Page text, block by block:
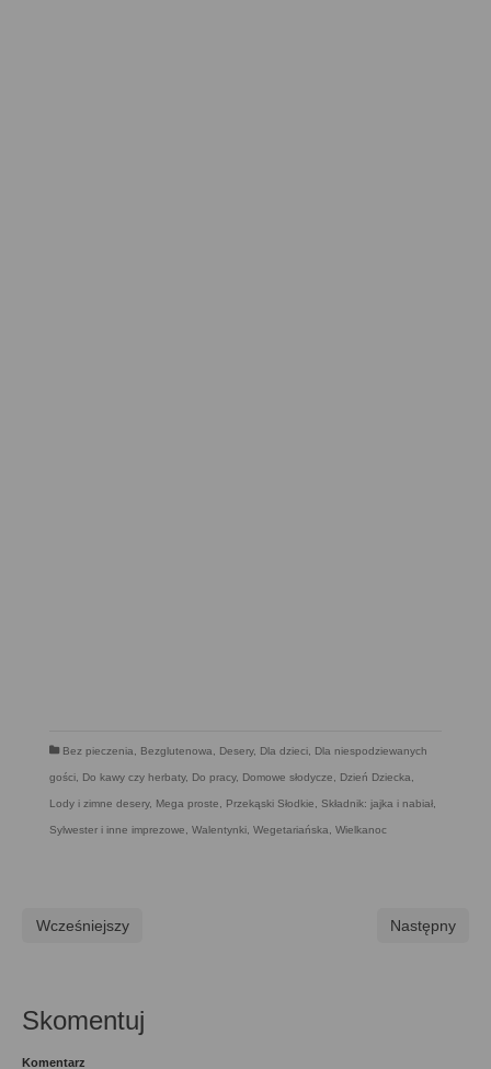
Bez pieczenia Bezglutenowa Desery, Dla dzieci Dla niespodziewanych
gości Do kawy czy herbaty, Do pracy, Domowe słodycze Dzień Dziecka
Lody i zimne desery, Mega proste Przekąski Słodkie Składnik: jajka i nabiał
Sylwester i inne imprezowe Walentynki Wegetariańska Wielkanoc
Wcześniejszy Następny
Skomentuj
Komentarz